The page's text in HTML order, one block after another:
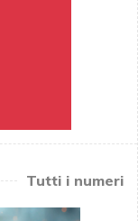
Tutti i numeri